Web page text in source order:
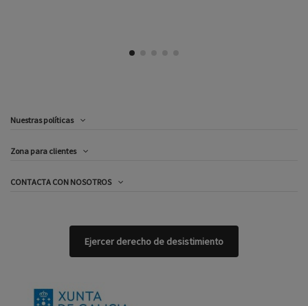
Nuestras políticas
Zona para clientes
CONTACTA CON NOSOTROS
Ejercer derecho de desistimiento